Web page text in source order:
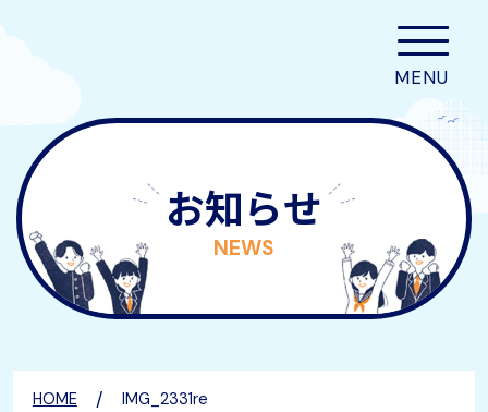
お知らせ
NEWS
HOME / IMG_2331re